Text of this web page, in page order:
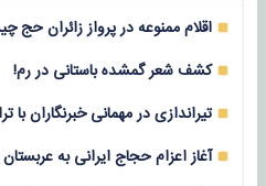
اقلام ممنوعه در پرواز زائران حج
کشف شعر گمشده باستانی در رم!
تیراندازی در مهمانی خبرنگاران با
آغاز اعزام حجاج ایرانی به